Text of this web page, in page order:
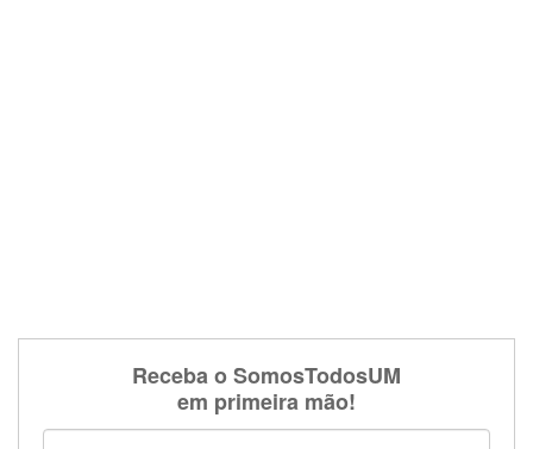
Receba o SomosTodosUM
em primeira mão!